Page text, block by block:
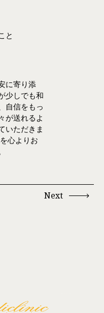
と
に寄り添
少しでも和
自信をもっ
が送れるよ
いただきま
心よりお
Next